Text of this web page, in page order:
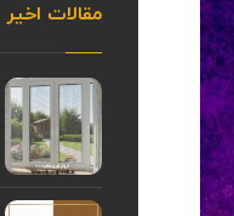
مقالات اخیر